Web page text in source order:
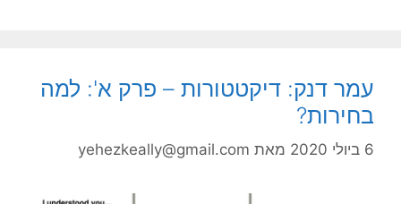
עמר דנק: דיקטטורות – פרק א': למה
בחירות?
6 ביולי 2020 מאת yehezkeally@gmail.com